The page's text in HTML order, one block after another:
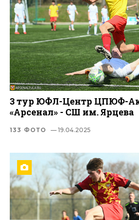
3 тур ЮФЛ-Центр ЦПЮФ-
«Арсенал» - СШ им. Ярцева
133 ФОТО — 19.04.2025